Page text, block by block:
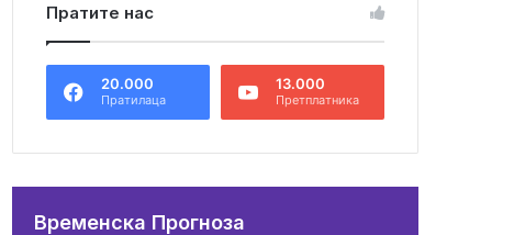
Пратите нас
20.000
Пратилаца
13.000
Претплатника
Временска Прогноза